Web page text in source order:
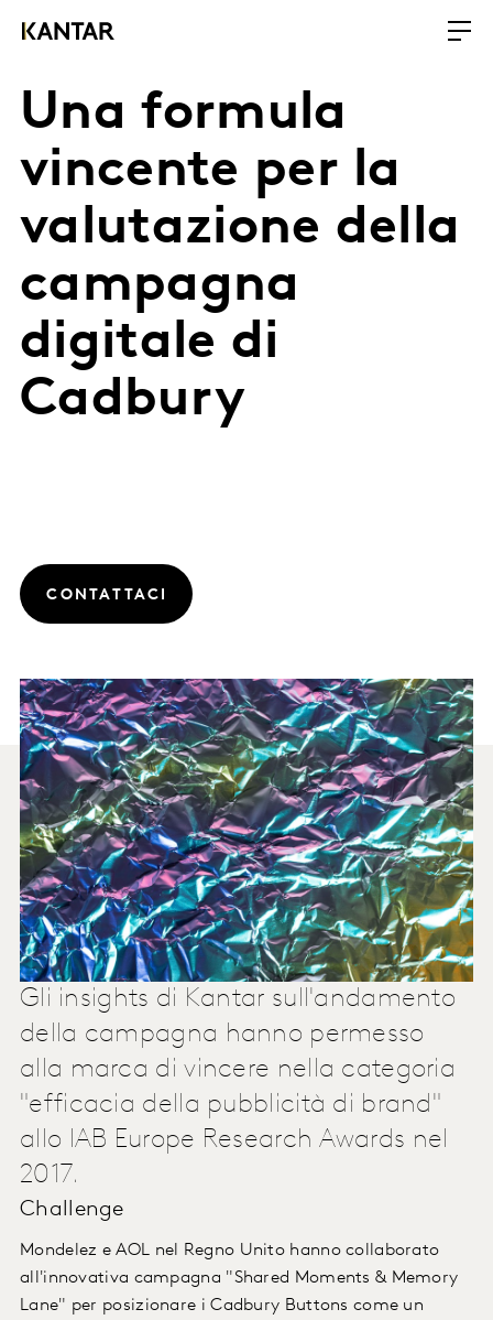
Una formula
vincente per la
valutazione della
campagna
digitale di
Cadbury
CONTATTACI
Gli insights di Kantar sull'andamento
della campagna hanno permesso
alla marca di vincere nella categoria
"efficacia della pubblicità di brand"
allo IAB Europe Research Awards nel
2017.
Challenge
Mondelez e AOL nel Regno Unito hanno collaborato
all'innovativa campagna "Shared Moments & Memory
Lane" per posizionare i Cadbury Buttons come un